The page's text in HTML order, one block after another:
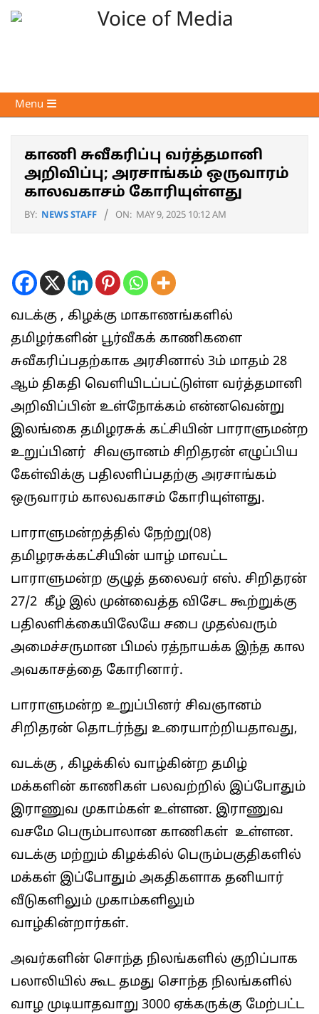
Skip
Voice
of
Primary
Navigation
Menu
காணி சுவீகரிப்பு வர்த்தமானி
அறிவிப்பு; அரசாங்கம் ஒருவாரம்
காலவகாசம் கோரியுள்ளது
BY: NEWS STAFF ON: MAY 9, 2025 10:12 AM
வடக்கு , கிழக்கு மாகாணங்களில்
தமிழர்களின் பூர்வீகக் காணிகளை
சுவீகரிப்பதற்காக அரசினால் 3ம் மாதம் 28
ஆம் திகதி வெளியிடப்பட்டுள்ள வர்த்தமானி
அறிவிப்பின் உள்நோக்கம் என்னவென்று
இலங்கை தமிழரசுக் கட்சியின் பாராளுமன்ற
உறுப்பினர் சிவஞானம் சிறிதரன் எழுப்பிய
கேள்விக்கு பதிலளிப்பதற்கு அரசாங்கம்
ஒருவாரம் காலவகாசம் கோரியுள்ளது.
பாராளுமன்றத்தில் நேற்று(08)
தமிழரசுக்கட்சியின் யாழ் மாவட்ட
பாராளுமன்ற குழுத் தலைவர் எஸ். சிறிதரன்
27/2 கீழ் இல் முன்வைத்த விசேட கூற்றுக்கு
பதிலளிக்கையிலேயே சபை முதல்வரும்
அமைச்சருமான பிமல் ரத்நாயக்க இந்த கால
அவகாசத்தை கோரினார்.
பாராளுமன்ற உறுப்பினர் சிவஞானம்
சிறிதரன் தொடர்ந்து உரையாற்றியதாவது,
வடக்கு , கிழக்கில் வாழ்கின்ற தமிழ்
மக்களின் காணிகள் பலவற்றில் இப்போதும்
இராணுவ முகாம்கள் உள்ளன. இராணுவ
வசமே பெரும்பாலான காணிகள் உள்ளன.
வடக்கு மற்றும் கிழக்கில் பெரும்பகுதிகளில்
மக்கள் இப்போதும் அகதிகளாக தனியார்
வீடுகளிலும் முகாம்களிலும்
வாழ்கின்றார்கள்.
அவர்களின் சொந்த நிலங்களில் குறிப்பாக
பலாலியில் கூட தமது சொந்த நிலங்களில்
வாழ முடியாதவாறு 3000 ஏக்கருக்கு மேற்பட்ட